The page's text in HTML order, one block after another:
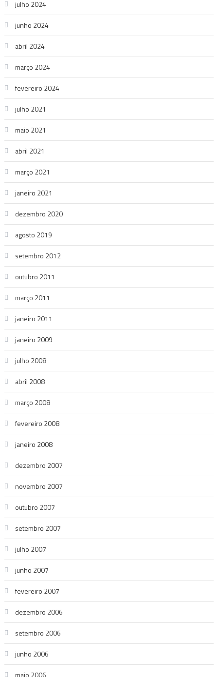
julho 2024
junho 2024
abril 2024
março 2024
fevereiro 2024
julho 2021
maio 2021
abril 2021
março 2021
janeiro 2021
dezembro 2020
agosto 2019
setembro 2012
outubro 2011
março 2011
janeiro 2011
janeiro 2009
julho 2008
abril 2008
março 2008
fevereiro 2008
janeiro 2008
dezembro 2007
novembro 2007
outubro 2007
setembro 2007
julho 2007
junho 2007
fevereiro 2007
dezembro 2006
setembro 2006
junho 2006
maio 2006